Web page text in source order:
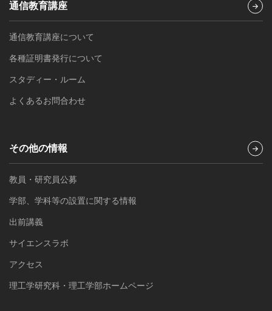
通信教育講座
通信教育講座について
各種証明書発行について
スタディー・ルーム
よくあるお問合わせ
その他の情報
教員・研究員公募
学部、学科等の設置に関する情報
出前講義
サイエンスラボ
アクセス
理工学研究科・理工学部ホームページ